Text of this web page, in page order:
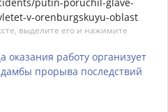
v-orenburgskuyu-oblast
выделите его и нажимите
оказания работу организует
дамбы прорыва последствий